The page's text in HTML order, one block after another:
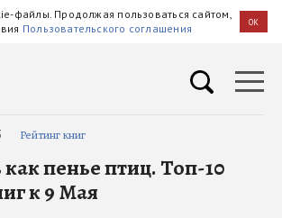
файлы. Продолжая пользоваться сайтом,
Пользовательского соглашения OK
Рейтинг книг
как пенье птиц. Топ-10
к 9 Мая